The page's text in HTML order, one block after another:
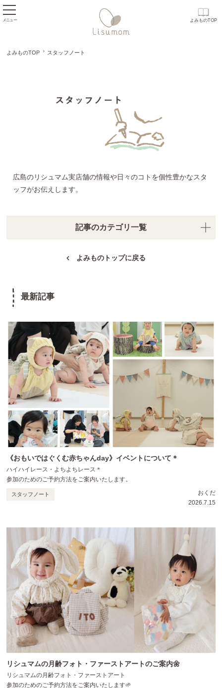
メニュー よみものTOP
よみものTOP スタッフノート
広島のリシュマム実店舗の情報や日々のコトを個性豊かなスタ
ッフがお伝えします。
記事のカテゴリ一覧
よみものトップに戻る
最新記事
《おもいではぐくむ赤ちゃんday》イベントについて＊
ハイハイレース・よちよちレース＊
参加のためのご予約方法をご案内いたします。
スタッフノート
おくだ
2026.7.15
リシュマムの月齢フォト・ファーストアートのご案内🌼
リシュマムの月齢フォト・ファーストアート
参加のためのご予約方法をご案内いたします🌱